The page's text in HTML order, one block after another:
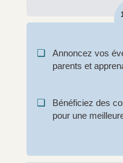
❏
Annoncez vos
parents et
❏
Bénéficiez des
pour une